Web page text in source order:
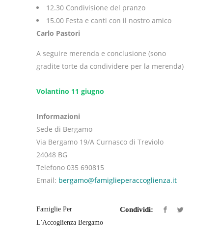
12.30 Condivisione del pranzo
15.00 Festa e canti con il nostro amico
Carlo Pastori
A seguire merenda e conclusione (sono
gradite torte da condividere per la merenda)
Volantino 11 giugno
Informazioni
Sede di Bergamo
Via Bergamo 19/A Curnasco di Treviolo
24048 BG
Telefono 035 690815
Email: bergamo@famiglieperaccoglienza.it
Famiglie Per
L'Accoglienza Bergamo
Condividi: